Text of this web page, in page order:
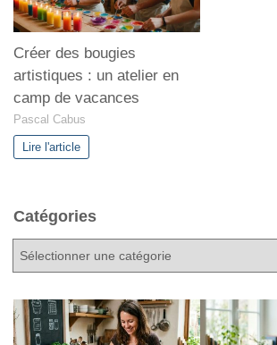
Créer des bougies
artistiques : un atelier en
camp de vacances
Pascal Cabus
Lire l'article
Catégories
C
t
é
g